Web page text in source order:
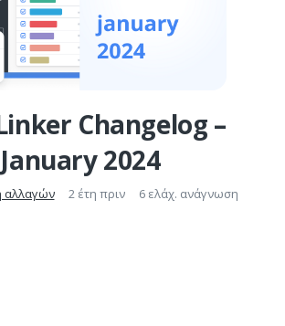
Changelog –
January 2024
αλλαγών 2 έτη πριν 6 ελάχ. ανάγνωση